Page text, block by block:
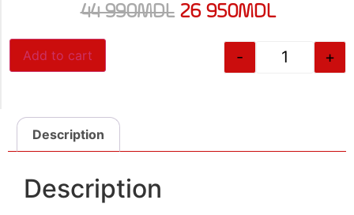
44 990MDL 26 950MDL
- +
Add to cart
Description
Description